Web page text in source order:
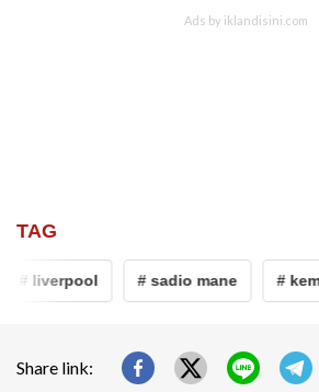
TAG
# liverpool # sadio mane #
Share link: